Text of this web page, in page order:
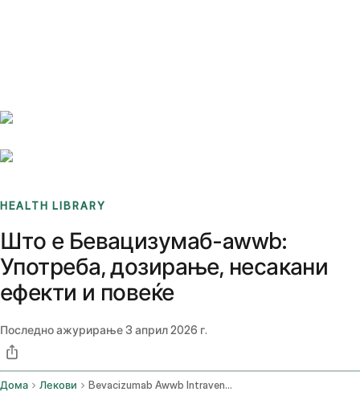
HEALTH LIBRARY
Што е Бевацизумаб-awwb:
Употреба, дозирање, несакани
ефекти и повеќе
Последно ажурирање3 април 2026 г.
Дома Лекови Bevacizumab Awwb Intravenous Route